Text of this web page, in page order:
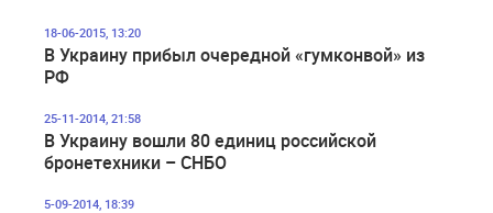
18-06-2015, 13:20
В Украину прибыл очередной «гумконвой» из
РФ
25-11-2014, 21:58
В Украину вошли 80 единиц российской
бронетехники – СНБО
5-09-2014, 18:39